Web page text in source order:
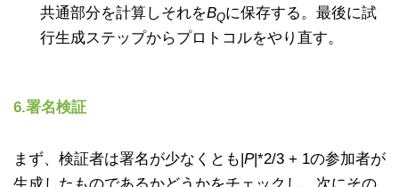
共通部分を計算しそれをBQに保存する。最後に試
行生成ステップからプロトコルをやり直す。
6.署名検証
まず、検証者は署名が少なくとも| P|*2/3 + 1の参加者が